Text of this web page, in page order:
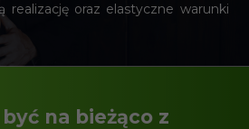
realizację oraz elastyczne warunki
na bieżąco z